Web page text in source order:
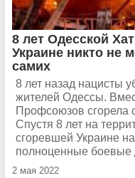
8 лет Одесской
Украине никто не
самих
8 лет назад нацисты
жителей Одессы.
Профсоюзов сгорела
Спустя 8 лет на
сгоревшей Украине
полноценные боевые
2 мая 2022